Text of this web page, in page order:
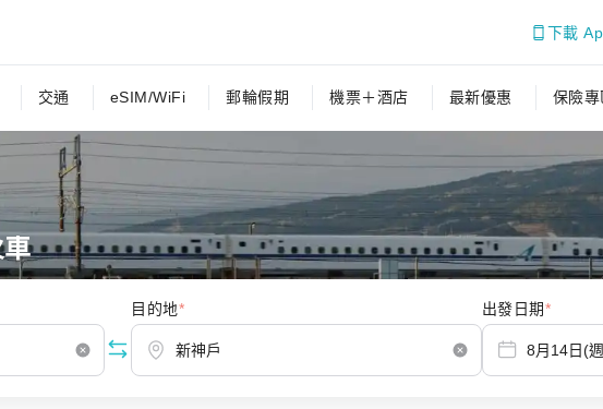
下載
交通 eSIM/WiFi 郵輪假期 機票＋酒店 最新優惠 保險專
目的地* 出發日期*